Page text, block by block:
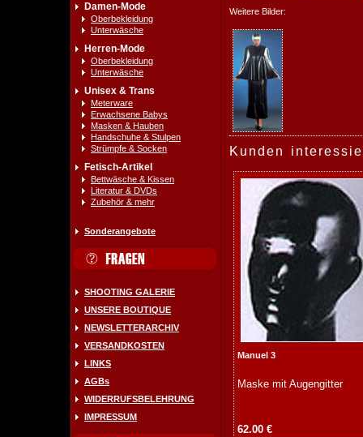
Damen-Mode
Oberbekleidung
Unterwäsche
Herren-Mode
Oberbekleidung
Unterwäsche
Unisex & Trans
Meterware
Erwachsene Babys
Masken & Hauben
Handschuhe & Stulpen
Strümpfe & Socken
Fetisch-Artikel
Bettwäsche & Kissen
Literatur & DVDs
Zubehör & mehr
Sonderangebote
SHOOTING GALERIE
UNSERE BOUTIQUE
NEWSLETTERARCHIV
VERSANDKOSTEN
LINKS
AGBs
WIDERRUFSBELEHRUNG
IMPRESSUM
Weitere Bilder:
Kunden
Manuel 3
Maske mit Augengitter
62.00 €